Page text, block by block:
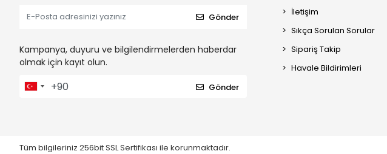
Gönder
Kampanya, duyuru ve bilgilendirmelerden haberdar
olmak için kayıt olun.
Gönder
İletişim
Sıkça Sorulan Sorular
Sipariş Takip
Havale Bildirimleri
Tüm bilgileriniz 256bit SSL Sertifikası ile korunmaktadır.